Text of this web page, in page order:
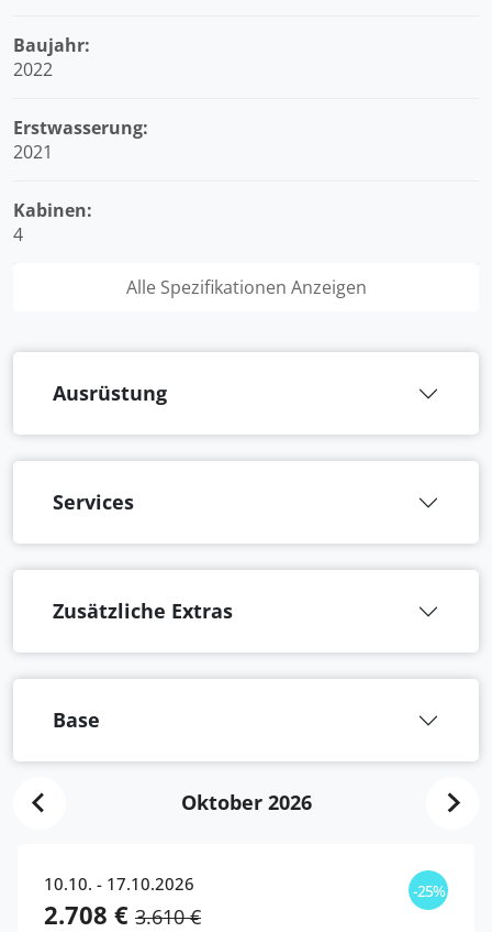
Baujahr:
2022
Erstwasserung:
2021
Kabinen:
4
Alle Spezifikationen Anzeigen
Ausrüstung
Services
Zusätzliche Extras
Base
Oktober 2026
10.10. - 17.10.2026 -25%
2.708 € 3.610 €